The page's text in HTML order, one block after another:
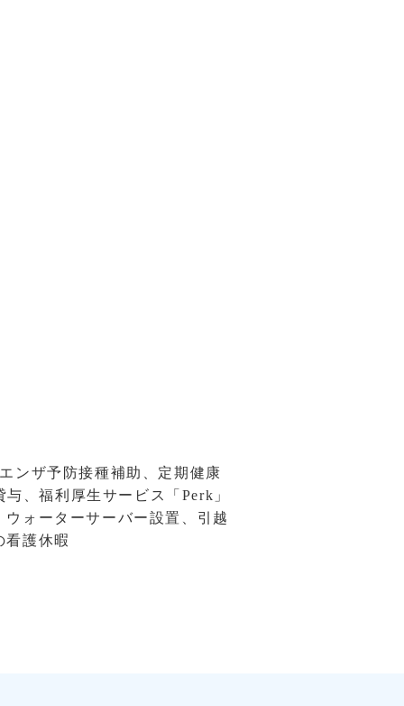
ンザ予防接種補助、定期健康
、福利厚生サービス「Perk」
ォーターサーバー設置、引越
看護休暇